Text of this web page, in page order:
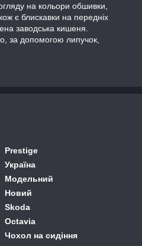
на кольори обшивки,
є блискавки на передніх
заводська кишеня.
за допомогою липучок,
Prestige
Україна
Модельний
Новий
Skoda
Octavia
Чохол на сидіння